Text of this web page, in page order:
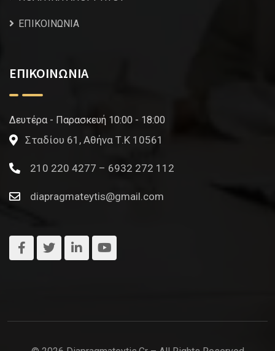
ΕΠΙΚΟΙΝΩΝΙΑ
ΕΠΙΚΟΙΝΩΝΙΑ
Δευτέρα - Παρασκευή 10:00 - 18:00
Σταδίου 61, Αθήνα Τ.Κ 10561
210 220 4277 – 6932 272 112
diapragmateytis@gmail.com